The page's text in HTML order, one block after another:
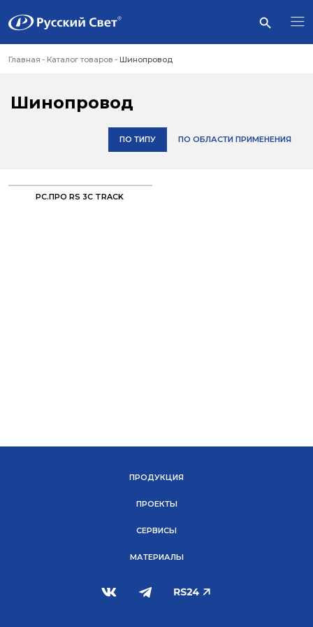
Главная Каталог товаров Шинопровод
Шинопровод
ПО ТИПУ ПО ОБЛАСТИ ПРИМЕНЕНИЯ
PC.ПРО RS 3C TRACK
ПРОДУКЦИЯ
ПРОЕКТЫ
СЕРВИСЫ
МАТЕРИАЛЫ